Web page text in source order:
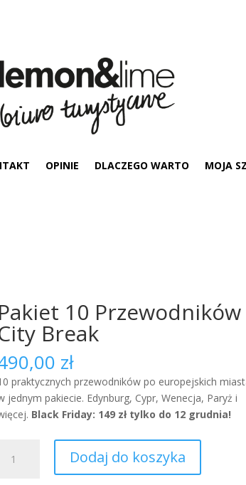
OPINIE DLACZEGO WARTO MOJA
Pakiet 10 Przewodników
Break
zł
praktycznych przewodników po europejskich
jednym pakiecie. Edynburg, Cypr, Wenecja, Paryż i
Black Friday: 149 zł tylko do 12 grudnia!
Pakiet
Dodaj do koszyka